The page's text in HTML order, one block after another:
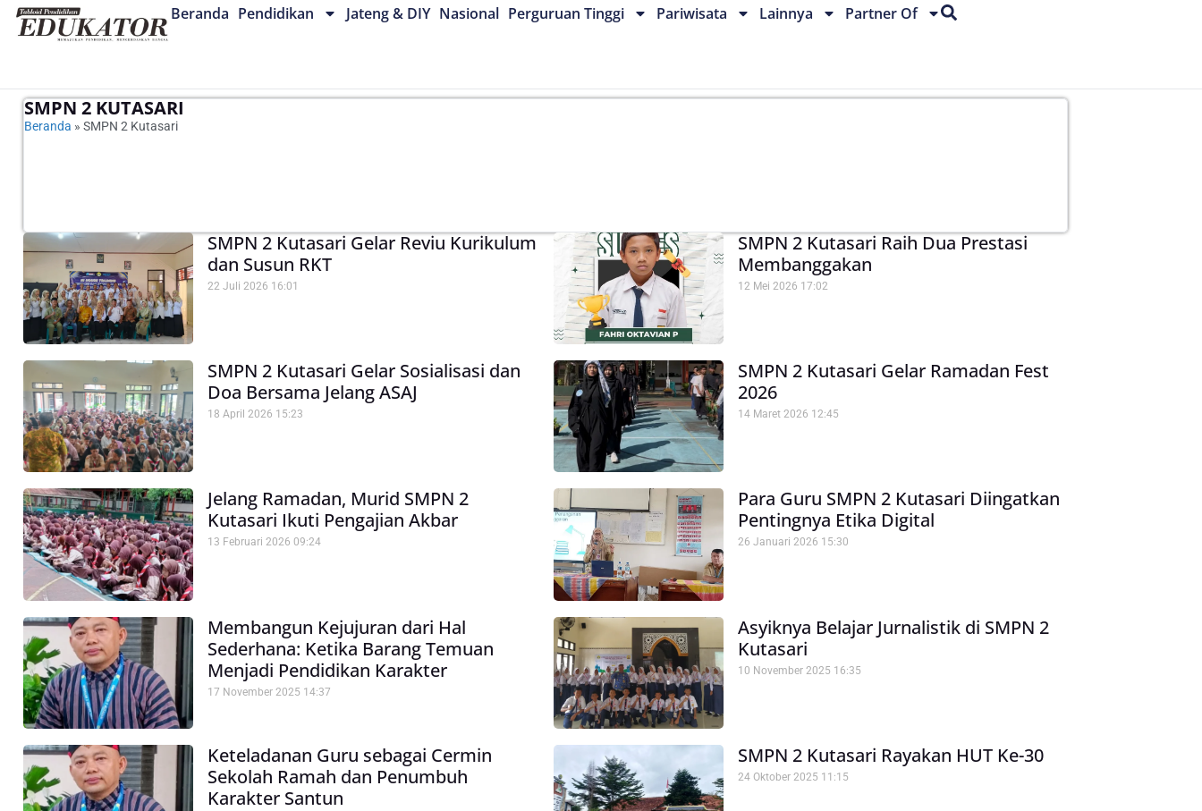
Beranda Pendidikan Jateng & DIY Nasional Perguruan Tinggi Pariwisata Lainnya Partner Of
SMPN 2 KUTASARI
Beranda » SMPN 2 Kutasari
SMPN 2 Kutasari Gelar Reviu Kurikulum
dan Susun RKT
22 Juli 2026 16:01
SMPN 2 Kutasari Raih Dua Prestasi
Membanggakan
12 Mei 2026 17:02
SMPN 2 Kutasari Gelar Sosialisasi dan
Doa Bersama Jelang ASAJ
18 April 2026 15:23
SMPN 2 Kutasari Gelar Ramadan Fest
2026
14 Maret 2026 12:45
Jelang Ramadan, Murid SMPN 2
Kutasari Ikuti Pengajian Akbar
13 Februari 2026 09:24
Para Guru SMPN 2 Kutasari Diingatkan
Pentingnya Etika Digital
26 Januari 2026 15:30
Membangun Kejujuran dari Hal
Sederhana: Ketika Barang Temuan
Menjadi Pendidikan Karakter
17 November 2025 14:37
Asyiknya Belajar Jurnalistik di SMPN 2
Kutasari
10 November 2025 16:35
Keteladanan Guru sebagai Cermin
Sekolah Ramah dan Penumbuh
Karakter Santun
SMPN 2 Kutasari Rayakan HUT Ke-30
24 Oktober 2025 11:15